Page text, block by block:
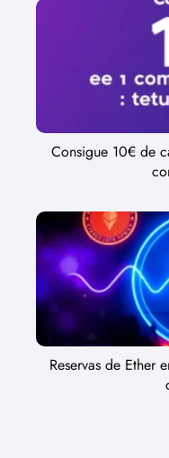
Consigue 10€ de
Reservas de Ether